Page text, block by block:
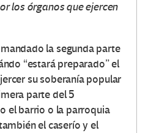
los órganos que ejercen
la segunda parte
“estará preparado” el
su soberanía popular
parte del 5
el barrio o la parroquia
el caserío y el